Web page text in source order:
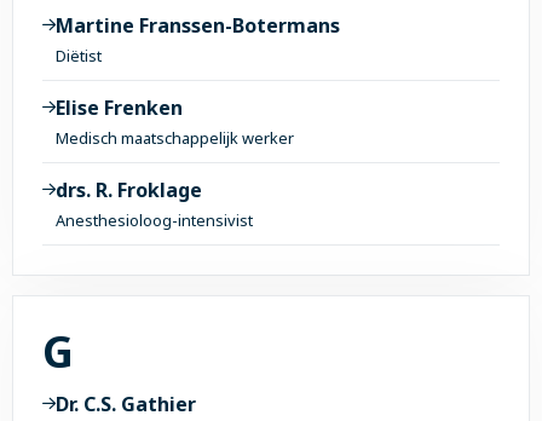
Martine Franssen-Botermans
Diëtist
Elise Frenken
Medisch maatschappelijk werker
drs. R. Froklage
Anesthesioloog-intensivist
Alle onderwerpen
G
Dr. C.S. Gathier